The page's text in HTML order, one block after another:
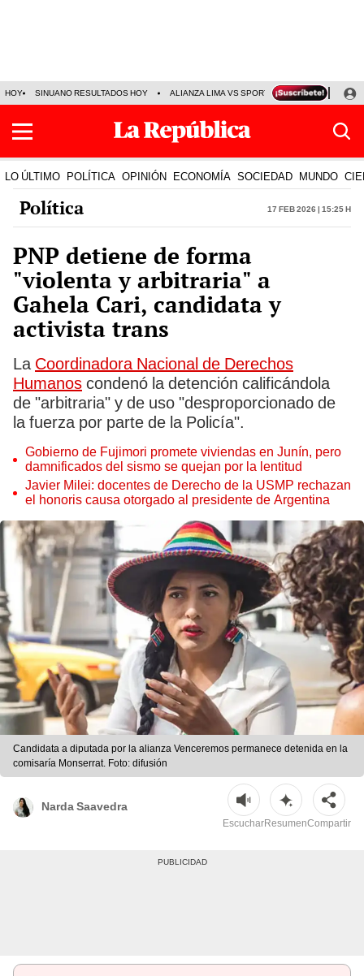
HOY SINUANO RESULTADOS HOY ALIANZA LIMA VS SPORT BOYS JORGE
LO ÚLTIMO POLÍTICA OPINIÓN ECONOMÍA SOCIEDAD MUNDO
Política 17 Feb 2026 | 15:25 h
PNP detiene de forma
"violenta y arbitraria" a
Gahela Cari, candidata y
activista trans
La Coordinadora Nacional de Derechos
Humanos condenó la detención calificándola
de "arbitraria" y de uso "desproporcionado de
la fuerza por parte de la Policía".
Gobierno de Fujimori promete viviendas en Junín, pero
damnificados del sismo se quejan por la lentitud
Javier Milei: docentes de Derecho de la USMP rechazan
el honoris causa otorgado al presidente de Argentina
Candidata a diputada por la alianza Venceremos permanece detenida en la
comisaría Monserrat. Foto: difusión
Narda Saavedra
EscucharResumenCompartir